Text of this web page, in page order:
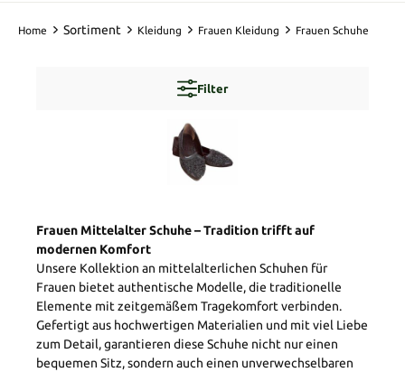
Home Sortiment Kleidung Frauen Kleidung Frauen Schuhe
Filter
Frauen Mittelalter Schuhe – Tradition trifft auf
modernen Komfort
Unsere Kollektion an mittelalterlichen Schuhen für
Frauen bietet authentische Modelle, die traditionelle
Elemente mit zeitgemäßem Tragekomfort verbinden.
Gefertigt aus hochwertigen Materialien und mit viel Liebe
zum Detail, garantieren diese Schuhe nicht nur einen
bequemen Sitz, sondern auch einen unverwechselbaren